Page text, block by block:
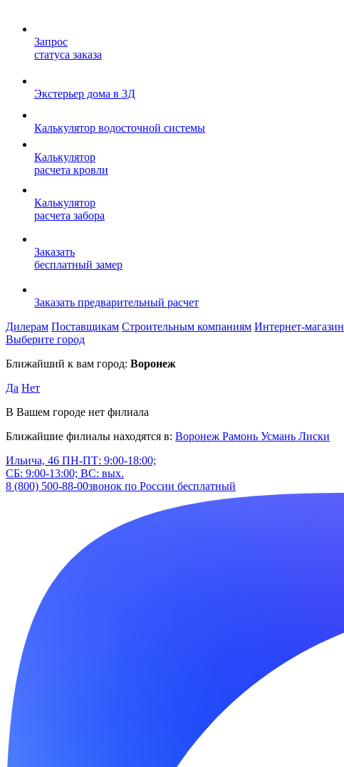
Запрос
статуса заказа
Экстерьер дома в 3Д
Калькулятор водосточной системы
Калькулятор
расчета кровли
Калькулятор
расчета забора
Заказать
бесплатный замер
Заказать предварительный расчет
Дилерам Поставщикам Строительным компаниям Интернет-магазин
Выберите город
Ближайший к вам город: Воронеж
Да Нет
В Вашем городе нет филиала
Ближайшие филиалы находятся в: Воронеж Рамонь Усмань Лиски
Ильича, 46 ПН-ПТ: 9:00-18:00;
СБ: 9:00-13:00; ВС: вых.
8 (800) 500-88-00звонок по России бесплатный